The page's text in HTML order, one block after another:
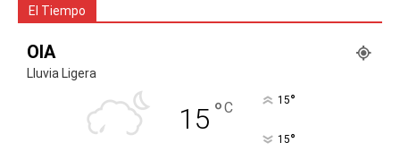
El Tiempo
OIA
Lluvia Ligera
15 °C 15°
15°